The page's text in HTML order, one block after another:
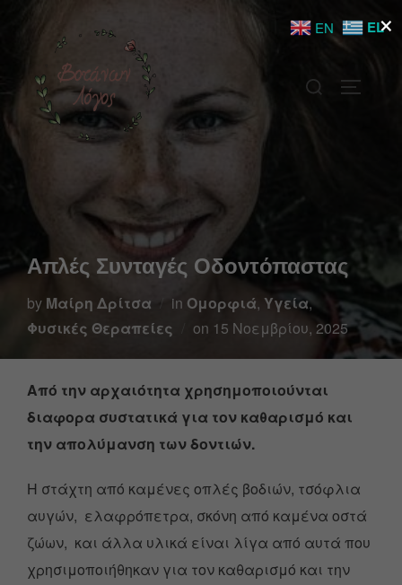
Απλές Συνταγές Οδοντόπαστας
by Μαίρη Δρίτσα in Ομορφιά, Υγεία,
Φυσικές Θεραπείες
on 15 Νοεμβρίου, 2025
Από την αρχαιότητα χρησημοποιούνται
διαφορα συστατικά για τον καθαρισμό και
την απολύμανση των δοντιών.
Η στάχτη από καμένες οπλές βοδιών, τσόφλια
αυγών, ελαφρόπετρα, σκόνη από καμένα οστά
ζώων, και άλλα υλικά είναι λίγα από αυτά που
χρησιμοποιήθηκαν για τον καθαρισμό και την
×
EN EL